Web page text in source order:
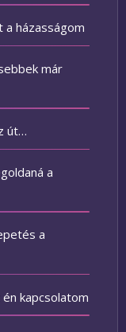
házasságom
már
út…
a
a
kapcsolatom